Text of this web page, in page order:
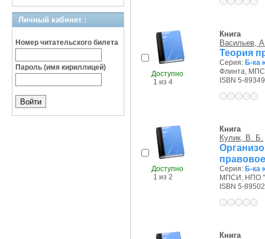
Личный кабинет :
Номер читательского билета
Пароль (имя кириллицей)
Доступно
1 из 4
Книга
Васильев,
Теория
Серия: Б-ка
Флинта,
ISBN 5-
Доступно
1 из 2
Книга
Кулик, В. Б.
Серия: Б-ка
МПСИ, НПО
ISBN 5-
Книга